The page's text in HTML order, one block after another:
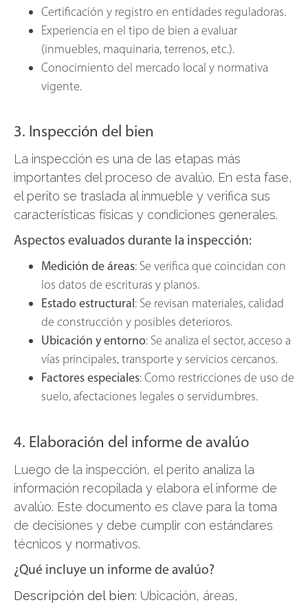
Certificación y registro en entidades reguladoras.
Experiencia en el tipo de bien a evaluar
(inmuebles, maquinaria, terrenos, etc.).
Conocimiento del mercado local y normativa
vigente.
3. Inspección del bien
La inspección es una de las etapas más
importantes del proceso de avalúo. En esta fase,
el perito se traslada al inmueble y verifica sus
características físicas y condiciones generales.
Aspectos evaluados durante la inspección:
Medición de áreas: Se verifica que coincidan con
los datos de escrituras y planos.
Estado estructural: Se revisan materiales, calidad
de construcción y posibles deterioros.
Ubicación y entorno: Se analiza el sector, acceso a
vías principales, transporte y servicios cercanos.
Factores especiales: Como restricciones de uso de
suelo, afectaciones legales o servidumbres.
4. Elaboración del informe de avalúo
Luego de la inspección, el perito analiza la
información recopilada y elabora el informe de
avalúo. Este documento es clave para la toma
de decisiones y debe cumplir con estándares
técnicos y normativos.
¿Qué incluye un informe de avalúo?
Descripción del bien: Ubicación, áreas,